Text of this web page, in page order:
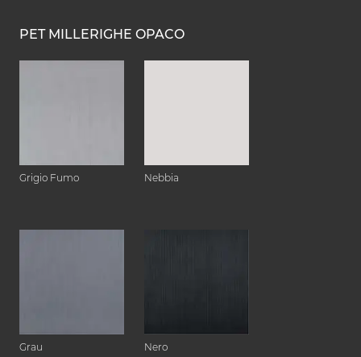
PET MILLERIGHE OPACO
Grigio Fumo Nebbia
Grau Nero